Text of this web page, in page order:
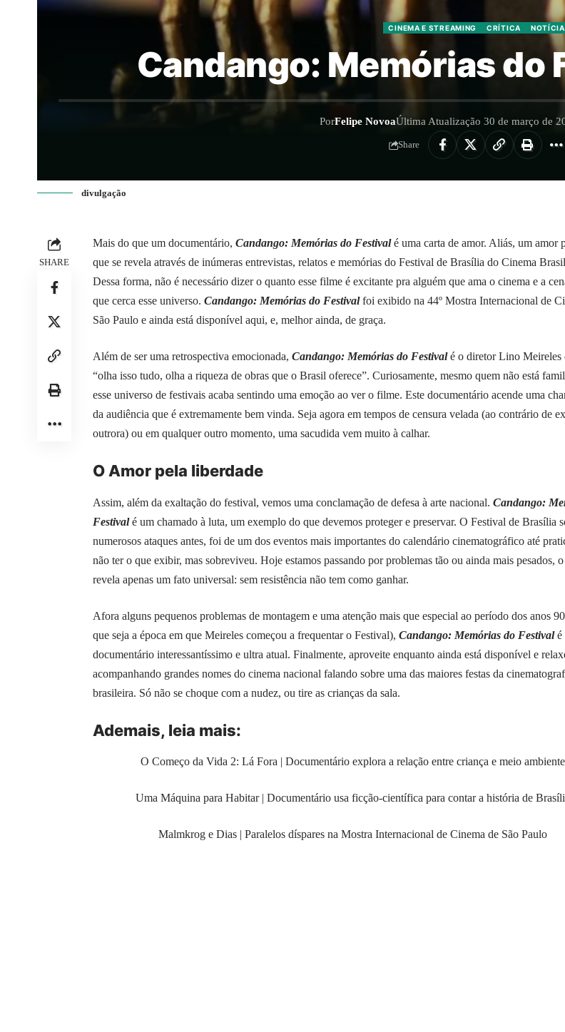
CINEMA E STREAMING CRÍTICA
Candango: Memórias do
PorFelipe NovoaÚltima Atualização 30 de março de
Share
divulgação
SHARE
Mais do que um documentário, Candango: Memórias do Festival é uma carta de amor. Aliás, um amor
que se revela através de inúmeras entrevistas, relatos e memórias do Festival de Brasília do Cinema
Dessa forma, não é necessário dizer o quanto esse filme é excitante pra alguém que ama o cinema e a
que cerca esse universo. Candango: Memórias do Festivalfoi exibido na 44º Mostra Internacional de
São Paulo e ainda está disponível aqui, e, melhor ainda, de graça.
Além de ser uma retrospectiva emocionada, Candango: Memórias do Festivalé o diretor Lino Meireles
“olha isso tudo, olha a riqueza de obras que o Brasil oferece”. Curiosamente, mesmo quem não está
esse universo de festivais acaba sentindo uma emoção ao ver o filme. Este documentário acende uma
da audiência que é extremamente bem vinda. Seja agora em tempos de censura velada (ao contrário de
outrora) ou em qualquer outro momento, uma sacudida vem muito à calhar.
O Amor pela liberdade
Assim, além da exaltação do festival, vemos uma conclamação de defesa à arte nacional. Candango:
Festival é um chamado à luta, um exemplo do que devemos proteger e preservar. O Festival de Brasília
numerosos ataques antes, foi de um dos eventos mais importantes do calendário cinematográfico até
não ter o que exibir, mas sobreviveu. Hoje estamos passando por problemas tão ou ainda mais pesados,
revela apenas um fato universal: sem resistência não tem como ganhar.
Afora alguns pequenos problemas de montagem e uma atenção mais que especial ao período dos anos
que seja a época em que Meireles começou a frequentar o Festival), Candango: Memórias do Festivalé
documentário interessantíssimo e ultra atual. Finalmente, aproveite enquanto ainda está disponível e
acompanhando grandes nomes do cinema nacional falando sobre uma das maiores festas da
brasileira. Só não se choque com a nudez, ou tire as crianças da sala.
Ademais, leia mais:
O Começo da Vida 2: Lá Fora | Documentário explora a relação entre criança e meio ambiente
Uma Máquina para Habitar | Documentário usa ficção-científica para contar a história de
Malmkrog e Dias | Paralelos díspares na Mostra Internacional de Cinema de São Paulo